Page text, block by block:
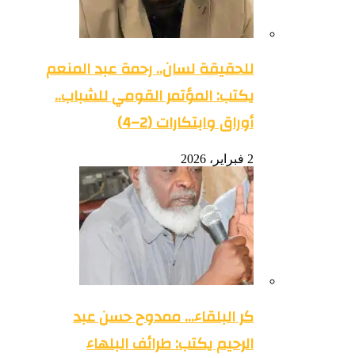
للحقيقة لسان.. رحمة عبد المنعم
يكتب: المؤتمر القومي للشباب..
أوراق وابتكارات (2–4)
كر البلقاء… ممدوح حسن عبد
الرحيم يكتب: طرائف البلهاء